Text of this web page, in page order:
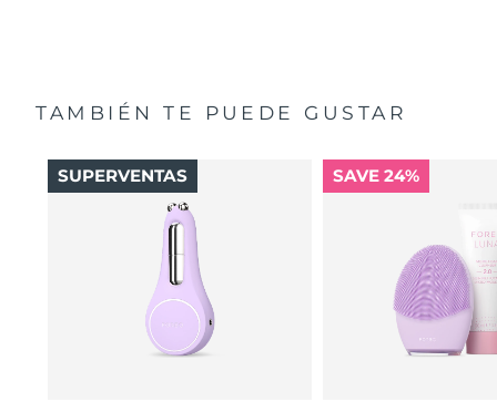
TAMBIÉN TE PUEDE GUSTAR
SUPERVENTAS SAVE 24%